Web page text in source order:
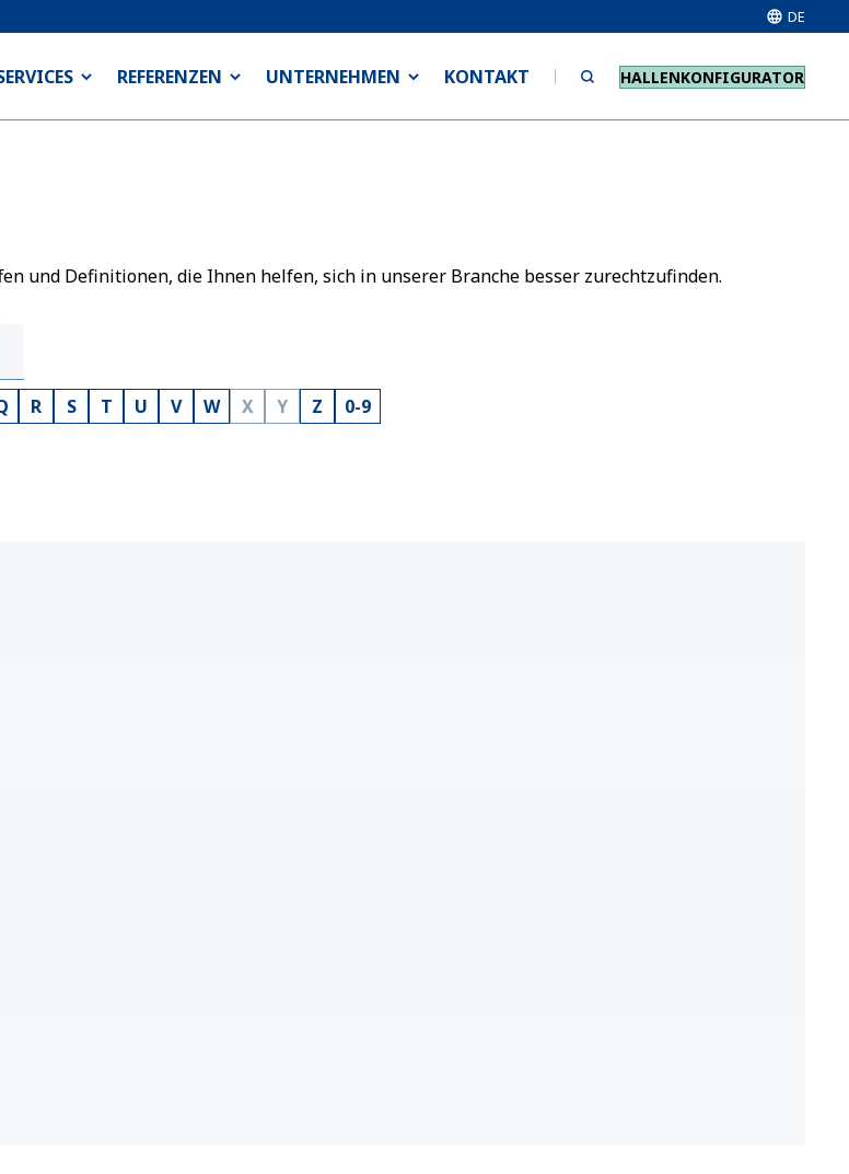
DE
REFERENZEN UNTERNEHMEN KONTAKT HALLENKONFIGURATOR
und Definitionen, die Ihnen helfen, sich in unserer Branche besser zurechtzufinden.
R S T U V W X Y Z 0-9